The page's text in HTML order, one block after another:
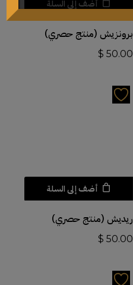
أضف إلى السلة
برونزيش (منتج حصري)
$ 50.00
أضف إلى السلة
ريديش (منتج حصري)
$ 50.00